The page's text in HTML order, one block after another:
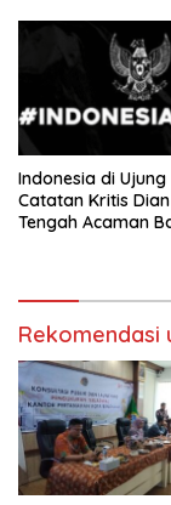
Indonesia di
Catatan Kritis
Tengah Acaman
Rekomendasi